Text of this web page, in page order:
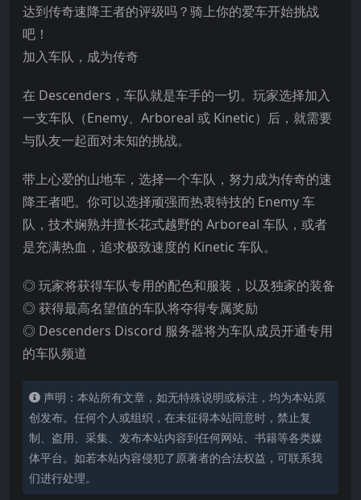
达到传奇速降王者的评级吗？骑上你的爱车开始挑战
吧！
加入车队，成为传奇
在 Descenders，车队就是车手的一切。玩家选择加入
一支车队（Enemy、Arboreal 或 Kinetic）后，就需要
与队友一起面对未知的挑战。
带上心爱的山地车，选择一个车队，努力成为传奇的速
降王者吧。你可以选择顽强而热衷特技的 Enemy 车
队，技术娴熟并擅长花式越野的 Arboreal 车队，或者
是充满热血，追求极致速度的 Kinetic 车队。
◎ 玩家将获得车队专用的配色和服装，以及独家的装备
◎ 获得最高名望值的车队将夺得专属奖励
◎ Descenders Discord 服务器将为车队成员开通专用
的车队频道
声明：本站所有文章，如无特殊说明或标注，均为本站原
创发布。任何个人或组织，在未征得本站同意时，禁止复
制、盗用、采集、发布本站内容到任何网站、书籍等各类媒
体平台。如若本站内容侵犯了原著者的合法权益，可联系我
们进行处理。